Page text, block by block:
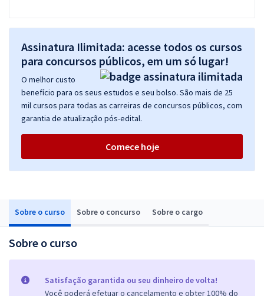
Sobre o curso Sobre o concurso Sobre o cargo
Sobre o curso
Satisfação garantida ou seu dinheiro de volta!
Você poderá efetuar o cancelamento e obter 100% do
Assinatura Ilimitada: acesse todos os cursos
para concursos públicos, em um só lugar!
O melhor custo
benefício para os seus estudos e seu bolso. São mais de 25
mil cursos para todas as carreiras de concursos públicos, com
garantia de atualização pós-edital.
Comece hoje